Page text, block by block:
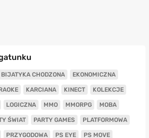
BIJATYKA CHODZONA EKONOMICZNA
KARCIANA KINECT KOLEKCJE
LOGICZNA MMO MMORPG MOBA
ŚWIAT PARTY GAMES PLATFORMOWA
PRZYGODOWA PS EYE PS MOVE